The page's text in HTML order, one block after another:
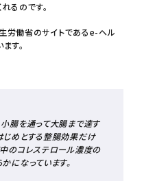
るのです。
労働省のサイトであるe-ヘル
す。
腸を通って大腸まで達す
じめとする整腸効果だけ
のコレステロール濃度の
になっています。